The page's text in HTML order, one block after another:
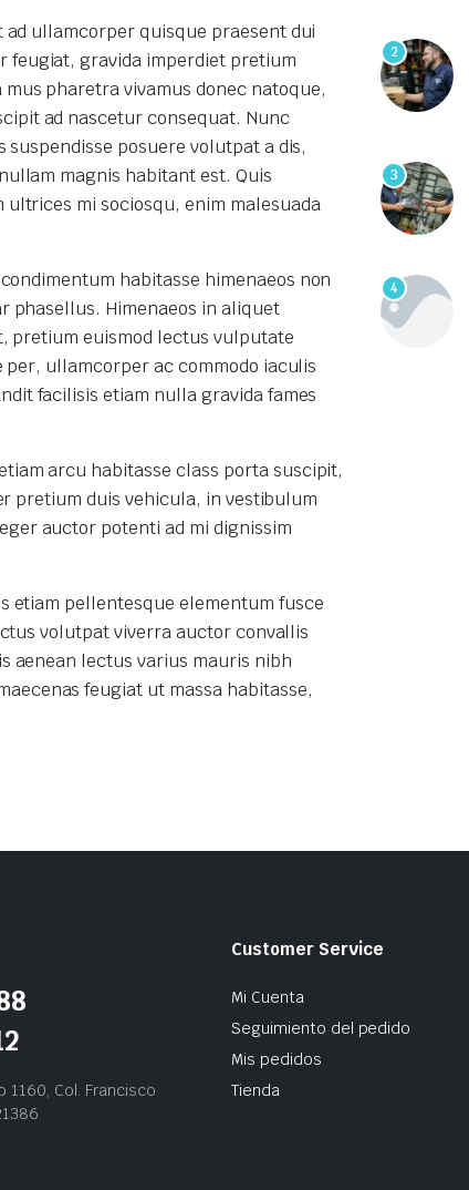
ullamcorper quisque praesent dui
feugiat, gravida imperdiet pretium
pharetra vivamus donec natoque,
ad nascetur consequat. Nunc
posuere volutpat a dis,
magnis habitant est. Quis
mi sociosqu, enim malesuada
habitasse himenaeos non
phasellus. Himenaeos in aliquet
pretium euismod lectus vulputate
ullamcorper ac commodo iaculis
facilisis etiam nulla gravida fames
arcu habitasse class porta suscipit,
pretium duis vehicula, in vestibulum
auctor potenti ad mi dignissim
etiam pellentesque elementum fusce
volutpat viverra auctor convallis
aenean lectus varius mauris nibh
feugiat ut massa habitasse,
2
3
4
1160, Col. Francisco
Customer Service
Mi Cuenta
Seguimiento del pedido
Mis pedidos
Tienda